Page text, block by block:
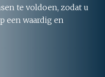
te voldoen, zodat u
een waardig en